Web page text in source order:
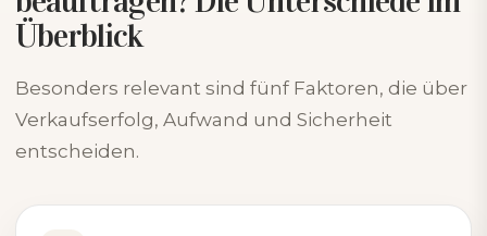
Überblick
Besonders relevant sind fünf Faktoren, die über
Verkaufserfolg, Aufwand und Sicherheit
entscheiden.